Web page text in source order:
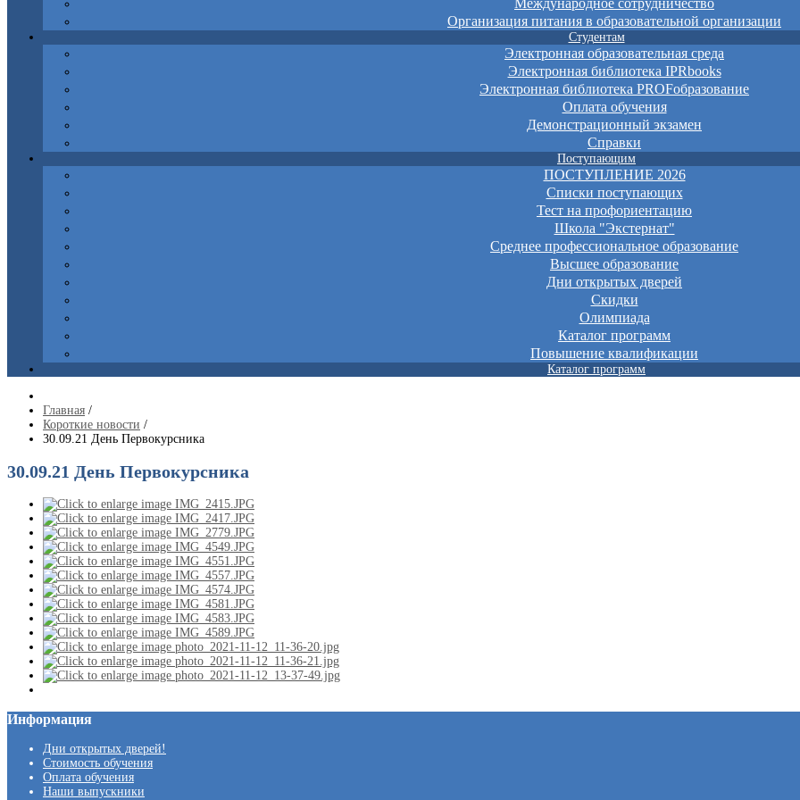
Организация питания в образовательной организации
Студентам
Электронная образовательная среда
Электронная библиотека IPRbooks
Электронная библиотека PROFобразование
Оплата обучения
Демонстрационный экзамен
Справки
Поступающим
ПОСТУПЛЕНИЕ 2026
Списки поступающих
Тест на профориентацию
Школа "Экстернат"
Среднее профессиональное образование
Высшее образование
Дни открытых дверей
Скидки
Олимпиада
Каталог программ
Повышение квалификации
Каталог программ
Главная /
Короткие новости /
30.09.21 День Первокурсника
30.09.21 День Первокурсника
Информация
Дни открытых дверей!
Стоимость обучения
Оплата обучения
Наши выпускники